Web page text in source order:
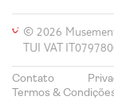
14 -
Hótel
© 2026
TUI VAT
Contato
Termos &